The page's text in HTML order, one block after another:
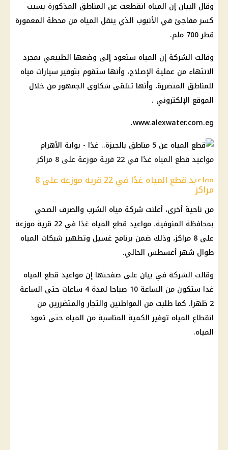
وقال البيان إن المياه انقطعت عن المناطق المذكورة بسبب
كسر مفاجئ في الأنبوب الذي ينقل المياه من محطة المعمورة
قطر 700 ملم.
وقالت الشركة إن المياه ستعود إلى وضعها الطبيعي بمجرد
الانتهاء من عملية الإصلاح، وأنها ستقوم بتوفيرسيارات مياه
للمناطق المتضررة، وأنها تتلقى شكاوى الجمهور من خلال
الموقع الإلكتروني .
www.alexwater.com.eg.
مواعيد قطع المياه غدًا في 22 قرية موزعة على 8 مراكز
مواعيد قطع المياه غدًا في 22 قرية موزعة على 8
مراكز
من ناحية أخرى، أعلنت شركة مياه الشرب والصرف الصحي
بمحافظة المنوفية، مواعيد قطع المياه
غدًا في 22 قرية موزعة
على 8 مراكز، وذلك ضمن برنامج غسيل وتطهير شبكات
المياه
طوال شهر أغسطس الحالي.
وقالت الشركة في بيان على صفحتها إن مواعيد قطع المياه
غدا ستكون من الساعة 10 صباحا لمدة 4 ساعات حتى الساعة
2 ظهرا. كما طلبت من المواطنين والتجار والمتضررين من
انقطاع المياه توفيرالكمية المناسبة من المياه حتى تعود
المياه.